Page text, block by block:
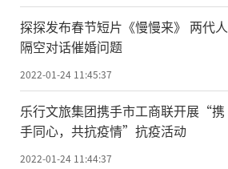
探探发布春节短片《慢慢来》 两代人
隔空对话催婚问题
2022-01-24 11:45:37
乐行文旅集团携手市工商联开展“携
手同心，共抗疫情”抗疫活动
2022-01-24 11:44:37